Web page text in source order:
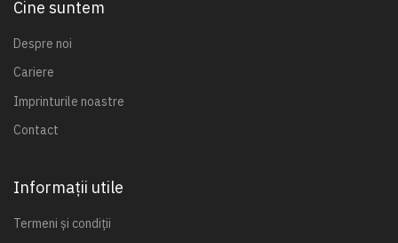
Cine suntem
Despre noi
Cariere
Imprinturile noastre
Contact
Informații utile
Termeni și condiții